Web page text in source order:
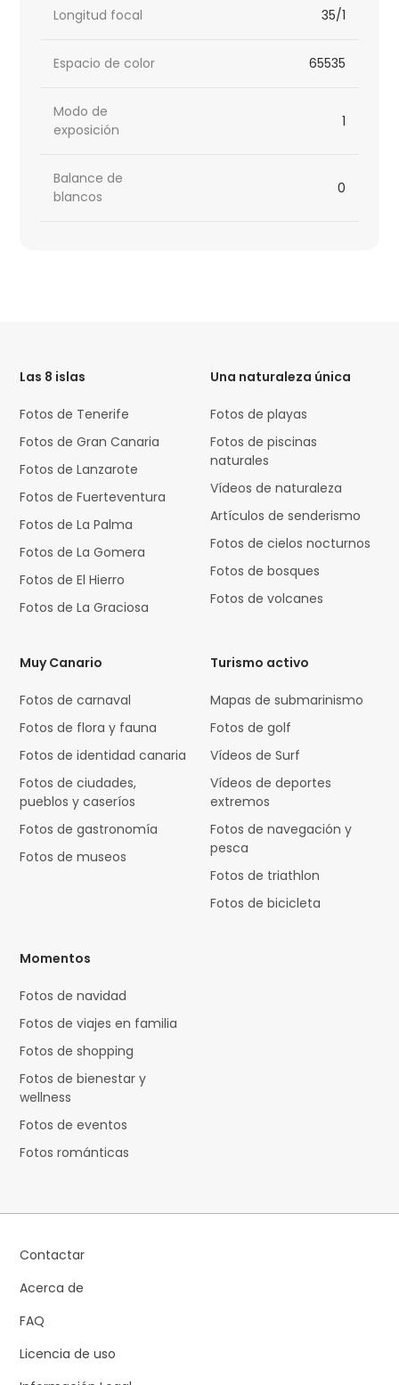
Longitud focal 35/1
Espacio de color 65535
Modo de
exposición
1
Balance de
blancos
0
Las 8 islas
Fotos de Tenerife
Fotos de Gran Canaria
Fotos de Lanzarote
Fotos de Fuerteventura
Fotos de La Palma
Fotos de La Gomera
Fotos de El Hierro
Fotos de La Graciosa
Una naturaleza única
Fotos de playas
Fotos de piscinas
naturales
Vídeos de naturaleza
Artículos de senderismo
Fotos de cielos nocturnos
Fotos de bosques
Fotos de volcanes
Muy Canario
Fotos de carnaval
Fotos de flora y fauna
Fotos de identidad canaria
Fotos de ciudades,
pueblos y caseríos
Fotos de gastronomía
Fotos de museos
Turismo activo
Mapas de submarinismo
Fotos de golf
Vídeos de Surf
Vídeos de deportes
extremos
Fotos de navegación y
pesca
Fotos de triathlon
Fotos de bicicleta
Momentos
Fotos de navidad
Fotos de viajes en familia
Fotos de shopping
Fotos de bienestar y
wellness
Fotos de eventos
Fotos románticas
Contactar
Acerca de
FAQ
Licencia de uso